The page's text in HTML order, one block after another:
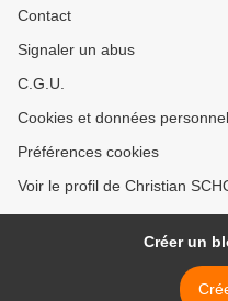
Contact
Signaler un abus
C.G.U.
Cookies et données
Préférences cookies
Voir le profil de Christian
Créer un